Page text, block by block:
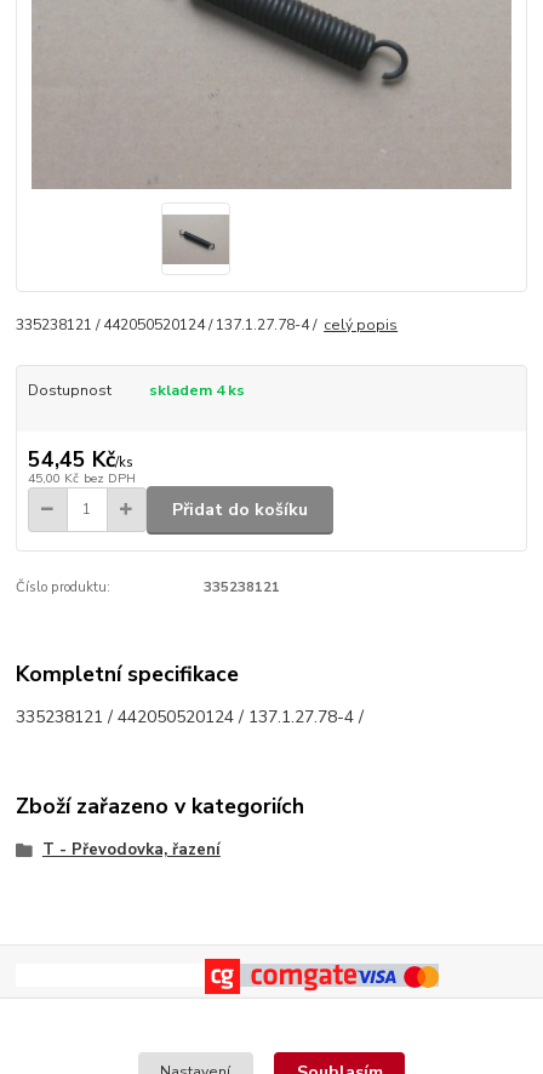
335238121 / 442050520124 / 137.1.27.78-4 / celý popis
Dostupnost skladem 4 ks
54,45 Kč/ks
45,00 Kč bez DPH
Přidat do košíku
Číslo produktu: 335238121
Kompletní specifikace
335238121 / 442050520124 / 137.1.27.78-4 /
Zboží zařazeno v kategoriích
T - Převodovka, řazení